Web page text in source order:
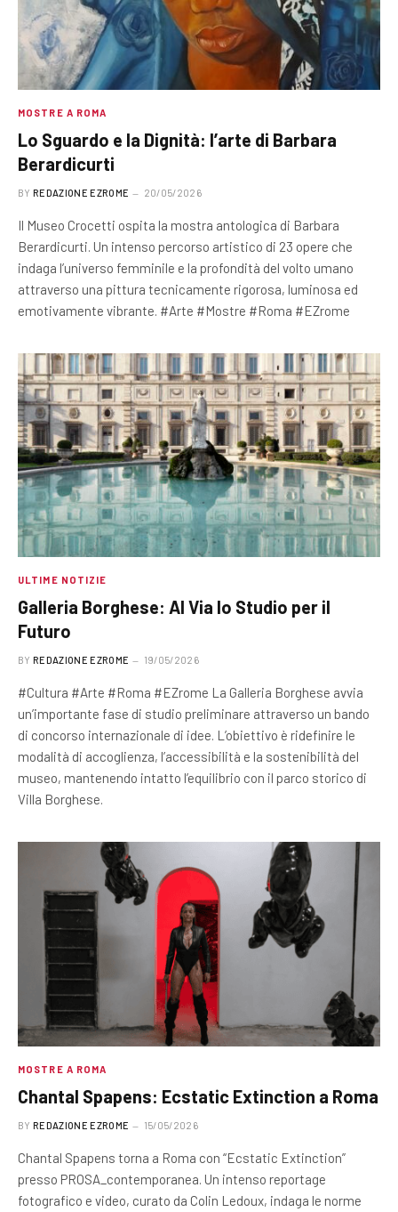
MOSTRE A ROMA
Lo Sguardo e la Dignità: l’arte di Barbara
Berardicurti
BY REDAZIONE EZROME 20/05/2026
Il Museo Crocetti ospita la mostra antologica di Barbara
Berardicurti. Un intenso percorso artistico di 23 opere che
indaga l’universo femminile e la profondità del volto umano
attraverso una pittura tecnicamente rigorosa, luminosa ed
emotivamente vibrante. #Arte #Mostre #Roma #EZrome
ULTIME NOTIZIE
Galleria Borghese: Al Via lo Studio per il
Futuro
BY REDAZIONE EZROME 19/05/2026
#Cultura #Arte #Roma #EZrome La Galleria Borghese avvia
un’importante fase di studio preliminare attraverso un bando
di concorso internazionale di idee. L’obiettivo è ridefinire le
modalità di accoglienza, l’accessibilità e la sostenibilità del
museo, mantenendo intatto l’equilibrio con il parco storico di
Villa Borghese.
MOSTRE A ROMA
Chantal Spapens: Ecstatic Extinction a Roma
BY REDAZIONE EZROME 15/05/2026
Chantal Spapens torna a Roma con “Ecstatic Extinction”
presso PROSA_contemporanea. Un intenso reportage
fotografico e video, curato da Colin Ledoux, indaga le norme